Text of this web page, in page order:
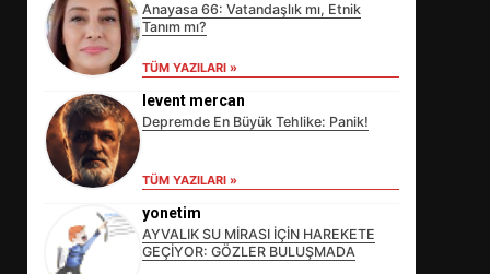
Anayasa 66: Vatandaşlık mı, Etnik
Tanım mı?
TÜM YAZILARI »
levent mercan
Depremde En Büyük Tehlike: Panik!
TÜM YAZILARI »
yonetim
AYVALIK SU MİRASI İÇİN HAREKETE
GEÇİYOR: GÖZLER BULUŞMADA
SÜRDÜRÜLEBİLİRLİKTE NE
DEĞİŞECEK?